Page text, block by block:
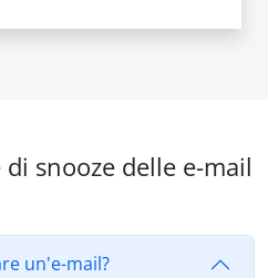
snooze delle e-mail
un'e-mail?